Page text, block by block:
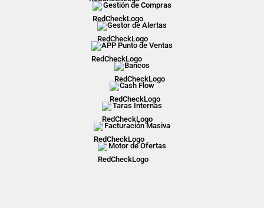
Gestión de Compras
Gestor de Alertas
APP Punto de Ventas
Bancos
Cash Flow
Taras Internas
Facturación Masiva
Motor de Ofertas